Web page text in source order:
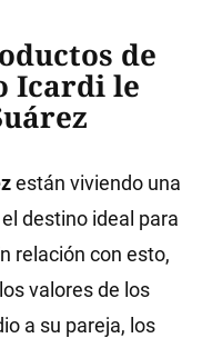
de
Icardi le
están viviendo una
el destino ideal para
relación con esto,
valores de los
a su pareja, los